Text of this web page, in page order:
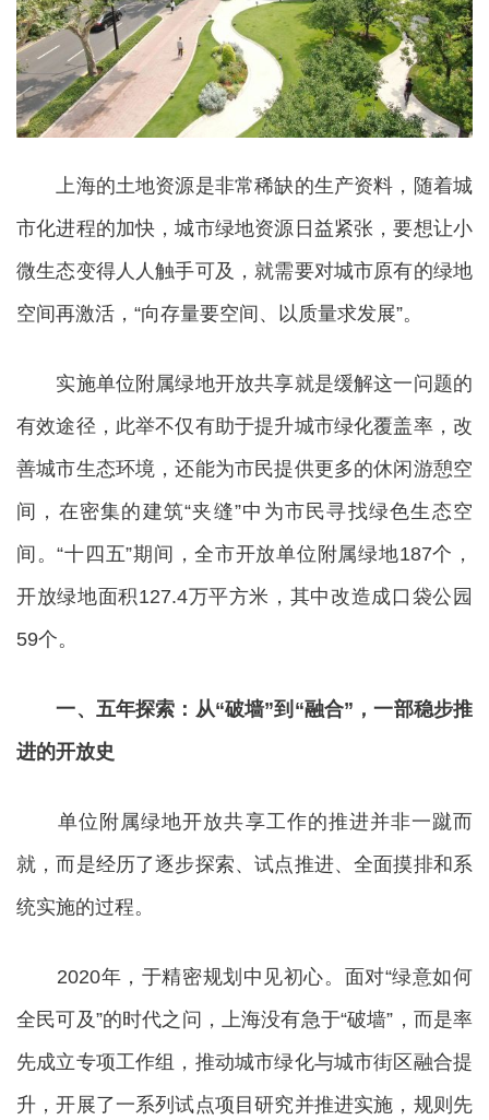
上海的土地资源是非常稀缺的生产资料，随着城
市化进程的加快，城市绿地资源日益紧张，要想让小
微生态变得人人触手可及，就需要对城市原有的绿地
空间再激活，“向存量要空间、以质量求发展”。
实施单位附属绿地开放共享就是缓解这一问题的
有效途径，此举不仅有助于提升城市绿化覆盖率，改
善城市生态环境，还能为市民提供更多的休闲游憩空
间，在密集的建筑“夹缝”中为市民寻找绿色生态空
间。“十四五”期间，全市开放单位附属绿地187个，
开放绿地面积127.4万平方米，其中改造成口袋公园
59个。
一、五年探索：从“破墙”到“融合”，一部稳步推
进的开放史
单位附属绿地开放共享工作的推进并非一蹴而
就，而是经历了逐步探索、试点推进、全面摸排和系
统实施的过程。
2020年，于精密规划中见初心。面对“绿意如何
全民可及”的时代之问，上海没有急于“破墙”，而是率
先成立专项工作组，推动城市绿化与城市街区融合提
升，开展了一系列试点项目研究并推进实施，规则先